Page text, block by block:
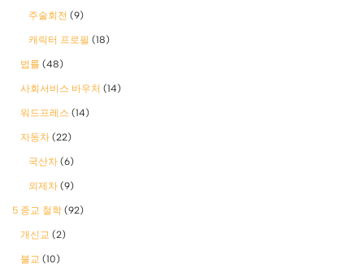
주술회전 (9)
캐릭터 프로필 (18)
법률 (48)
사회서비스 바우처 (14)
워드프레스 (14)
자동차 (22)
국산차 (6)
외제차 (9)
5 종교 철학 (92)
개신교 (2)
불교 (10)